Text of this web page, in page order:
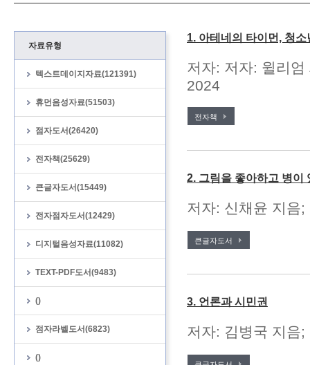
자료유형
텍스트데이지자료(121391)
휴먼음성자료(51503)
점자도서(26420)
전자책(25629)
큰글자도서(15449)
전자점자도서(12429)
디지털음성자료(11082)
TEXT-PDF도서(9483)
()
점자라벨도서(6823)
()
1. 아테네의 타이먼, 청
저자: 저자: 윌리
2024
전자책
2. 그림을 좋아하고 병이
저자: 신채윤 지음
큰글자도서
3. 언론과 시민권
저자: 김병국 지음